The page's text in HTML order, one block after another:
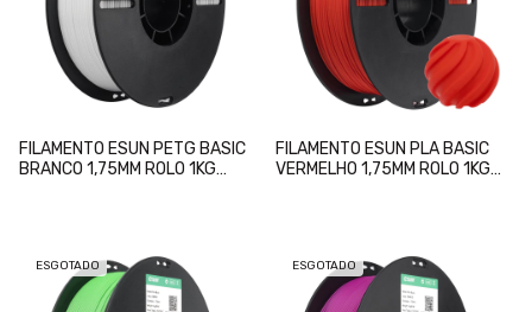
FILAMENTO ESUN PETG BASIC
BRANCO 1,75MM ROLO 1KG
FILAMENTO ESUN PLA BASIC
VERMELHO 1,75MM ROLO 1KG
ESGOTADO ESGOTADO